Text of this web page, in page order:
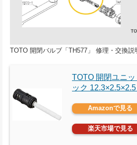
TOTO 開閉バルブ「TH577」 修理・交換説
TOTO 開閉ユニ
ック
Amazonで見る
楽天市場で見る